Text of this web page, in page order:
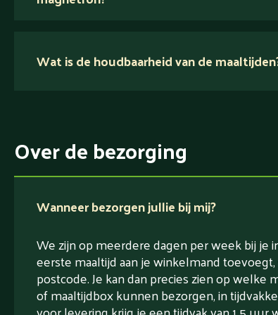
Verlaagd in zout
Wat is de houdbaarheid van de
Over de bezorging
Wanneer bezorgen jullie bij mij?
We zijn op meerdere dagen per week bij je
eerste maaltijd aan je winkelmand
postcode. Je kan dan precies zien op
of maaltijdbox kunnen bezorgen, in